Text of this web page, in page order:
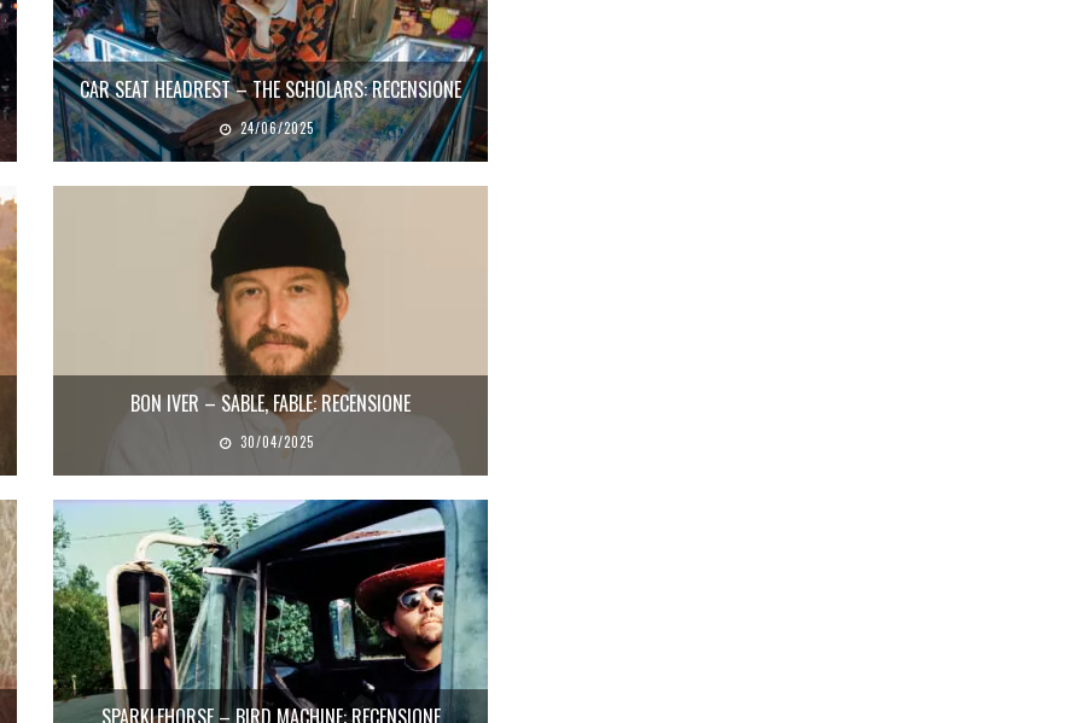
CAR SEAT HEADREST – THE SCHOLARS: RECENSIONE
24/06/2025
BON IVER – SABLE, FABLE: RECENSIONE
30/04/2025
SPARKLEHORSE – BIRD MACHINE: RECENSIONE